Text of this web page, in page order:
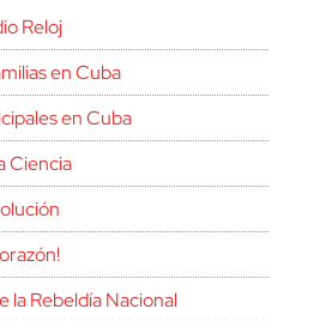
Reloj
en Cuba
en Cuba
Ciencia
la Rebeldía Nacional